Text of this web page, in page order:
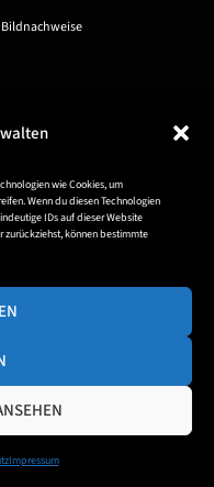
wie Cookies, um
Wenn du diesen Technologien
IDs auf dieser Website
können bestimmte
Impressum
Bildnachweise